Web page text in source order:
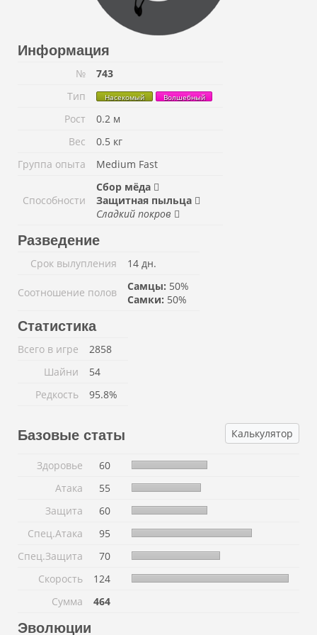
Информация
№
743
Тип
Насекомый Волшебный
Рост
0.2 м
Вес
0.5 кг
Группа опыта
Medium Fast
Способности
Сбор мёда
Защитная пыльца
Сладкий покров
Разведение
Срок вылупления 14 дн.
Соотношение полов Самцы: 50%
Самки: 50%
Статистика
Всего в игре
2858
Шайни
54
Редкость
95.8%
Базовые статы Калькулятор
Здоровье
60
Атака
55
Защита
60
Спец.Атака
95
Спец.Защита
70
Скорость
124
Сумма
464
Эволюции